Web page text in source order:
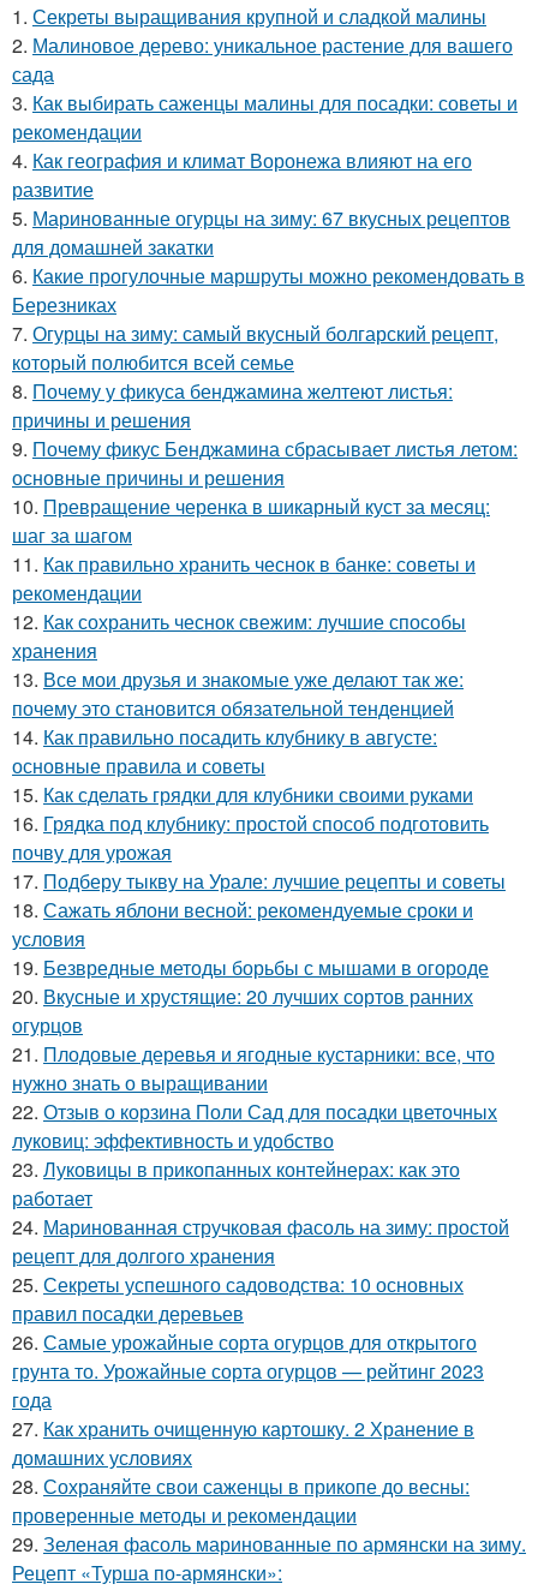
1. Секреты выращивания крупной и сладкой малины
2. Малиновое дерево: уникальное растение для вашего
сада
3. Как выбирать саженцы малины для посадки: советы и
рекомендации
4. Как география и климат Воронежа влияют на его
развитие
5. Маринованные огурцы на зиму: 67 вкусных рецептов
для домашней закатки
6. Какие прогулочные маршруты можно рекомендовать в
Березниках
7. Огурцы на зиму: самый вкусный болгарский рецепт,
который полюбится всей семье
8. Почему у фикуса бенджамина желтеют листья:
причины и решения
9. Почему фикус Бенджамина сбрасывает листья летом:
основные причины и решения
10. Превращение черенка в шикарный куст за месяц:
шаг за шагом
11. Как правильно хранить чеснок в банке: советы и
рекомендации
12. Как сохранить чеснок свежим: лучшие способы
хранения
13. Все мои друзья и знакомые уже делают так же:
почему это становится обязательной тенденцией
14. Как правильно посадить клубнику в августе:
основные правила и советы
15. Как сделать грядки для клубники своими руками
16. Грядка под клубнику: простой способ подготовить
почву для урожая
17. Подберу тыкву на Урале: лучшие рецепты и советы
18. Сажать яблони весной: рекомендуемые сроки и
условия
19. Безвредные методы борьбы с мышами в огороде
20. Вкусные и хрустящие: 20 лучших сортов ранних
огурцов
21. Плодовые деревья и ягодные кустарники: все, что
нужно знать о выращивании
22. Отзыв о корзина Поли Сад для посадки цветочных
луковиц: эффективность и удобство
23. Луковицы в прикопанных контейнерах: как это
работает
24. Маринованная стручковая фасоль на зиму: простой
рецепт для долгого хранения
25. Секреты успешного садоводства: 10 основных
правил посадки деревьев
26. Самые урожайные сорта огурцов для открытого
грунта то. Урожайные сорта огурцов — рейтинг 2023
года
27. Как хранить очищенную картошку. 2 Хранение в
домашних условиях
28. Сохраняйте свои саженцы в прикопе до весны:
проверенные методы и рекомендации
29. Зеленая фасоль маринованные по армянски на зиму.
Рецепт «Турша по-армянски»: